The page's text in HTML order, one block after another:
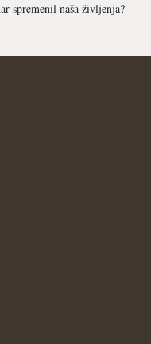
spremenil naša življenja?